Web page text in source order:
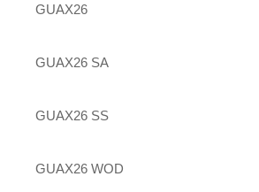
GUAX26
GUAX26 SA
GUAX26 SS
GUAX26 WOD